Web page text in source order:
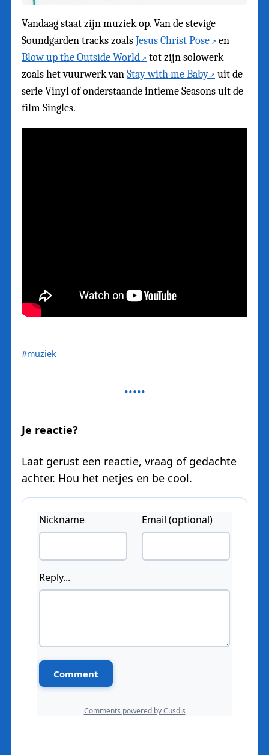
Vandaag staat zijn muziek op. Van de stevige
Soundgarden tracks zoalsJesus Christ Pose
en
Blow up the Outside World
tot zijn solowerk
zoals het vuurwerk vanStay with me Baby
uit de
serie Vinyl of onderstaande intieme Seasons uit de
film Singles.
#muziek
Je reactie?
Laat gerust een reactie, vraag of gedachte
achter. Hou het netjes en be cool.